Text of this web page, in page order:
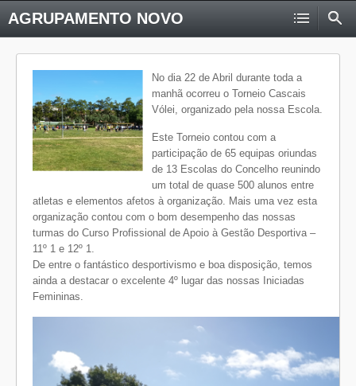
AGRUPAMENTO NOVO
No dia 22 de Abril durante toda a
manhã ocorreu o Torneio Cascais
Vólei, organizado pela nossa Escola.
Este Torneio contou com a
participação de 65 equipas oriundas
de 13 Escolas do Concelho reunindo
um total de quase 500 alunos entre
atletas e elementos afetos à organização. Mais uma vez esta
organização contou com o bom desempenho das nossas
turmas do Curso Profissional de Apoio à Gestão Desportiva –
11º 1 e 12º 1.
De entre o fantástico desportivismo e boa disposição, temos
ainda a destacar o excelente 4º lugar das nossas Iniciadas
Femininas.